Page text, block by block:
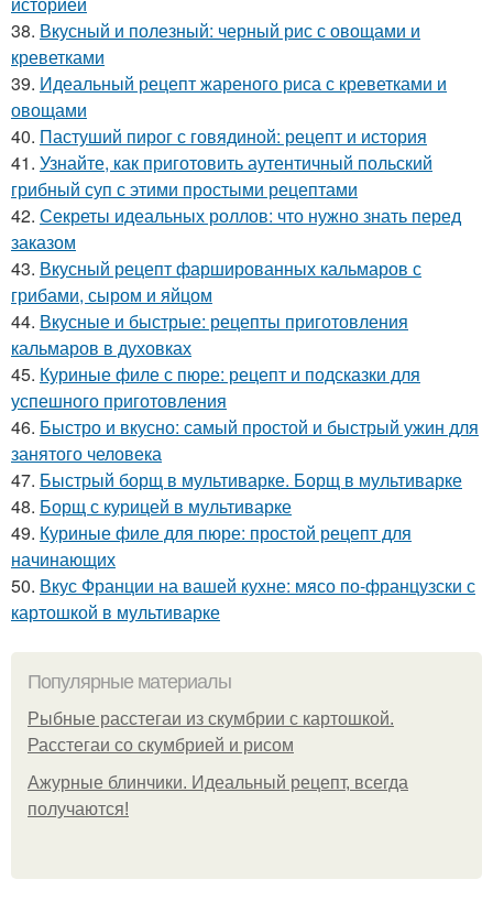
38. Вкусный и полезный: черный рис с овощами и
креветками
39. Идеальный рецепт жареного риса с креветками и
овощами
40. Пастуший пирог с говядиной: рецепт и история
41. Узнайте, как приготовить аутентичный польский
грибный суп с этими простыми рецептами
42. Секреты идеальных роллов: что нужно знать перед
заказом
43. Вкусный рецепт фаршированных кальмаров с
грибами, сыром и яйцом
44. Вкусные и быстрые: рецепты приготовления
кальмаров в духовках
45. Куриные филе с пюре: рецепт и подсказки для
успешного приготовления
46. Быстро и вкусно: самый простой и быстрый ужин для
занятого человека
47. Быстрый борщ в мультиварке. Борщ в мультиварке
48. Борщ с курицей в мультиварке
49. Куриные филе для пюре: простой рецепт для
начинающих
50. Вкус Франции на вашей кухне: мясо по-французски с
картошкой в мультиварке
Популярные материалы
Рыбные расстегаи из скумбрии с картошкой.
Расстегаи со скумбрией и рисом
Ажурные блинчики. Идеальный рецепт, всегда
получаются!